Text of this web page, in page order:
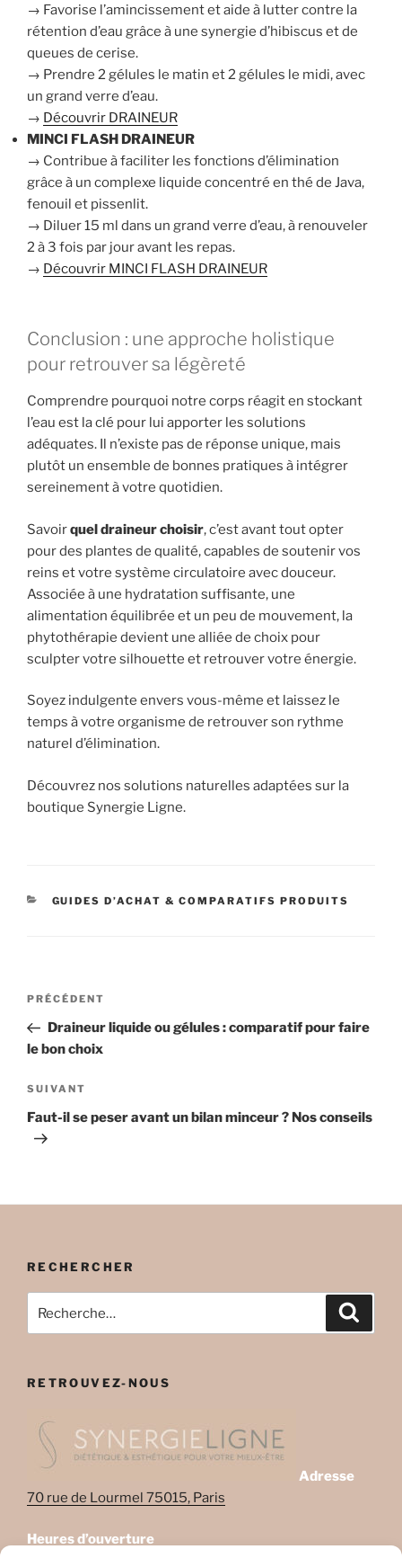
→ Favorise l’amincissement et aide à lutter contre la
rétention d’eau grâce à une synergie d’hibiscus et de
queues de cerise.
→ Prendre 2 gélules le matin et 2 gélules le midi, avec
un grand verre d’eau.
→ Découvrir DRAINEUR
MINCI FLASH DRAINEUR
→ Contribue à faciliter les fonctions d’élimination
grâce à un complexe liquide concentré en thé de Java,
fenouil et pissenlit.
→ Diluer 15 ml dans un grand verre d’eau, à renouveler
2 à 3 fois par jour avant les repas.
→ Découvrir MINCI FLASH DRAINEUR
Conclusion : une approche holistique
pour retrouver sa légèreté
Comprendre pourquoi notre corps réagit en stockant
l’eau est la clé pour lui apporter les solutions
adéquates. Il n’existe pas de réponse unique, mais
plutôt un ensemble de bonnes pratiques à intégrer
sereinement à votre quotidien.
Savoirquel draineur choisir, c’est avant tout opter
pour des plantes de qualité, capables de soutenir vos
reins et votre système circulatoire avec douceur.
Associée à une hydratation suffisante, une
alimentation équilibrée et un peu de mouvement, la
phytothérapie devient une alliée de choix pour
sculpter votre silhouette et retrouver votre énergie.
Soyez indulgente envers vous-même et laissez le
temps à votre organisme de retrouver son rythme
naturel d’élimination.
Découvrez nos solutions naturelles adaptées sur la
boutique Synergie Ligne.
CATÉGORIES
GUIDES D’ACHAT & COMPARATIFS PRODUITS
Navigation
l’article
Article
précédent
PRÉCÉDENT
Draineur liquide ou gélules : comparatif pour faire
le bon choix
Article
suivant
SUIVANT
Faut-il se peser avant un bilan minceur ? Nos conseils
RECHERCHER
pour
RETROUVEZ-NOUS
Adresse
70 rue de Lourmel 75015, Paris
Heures d’ouverture